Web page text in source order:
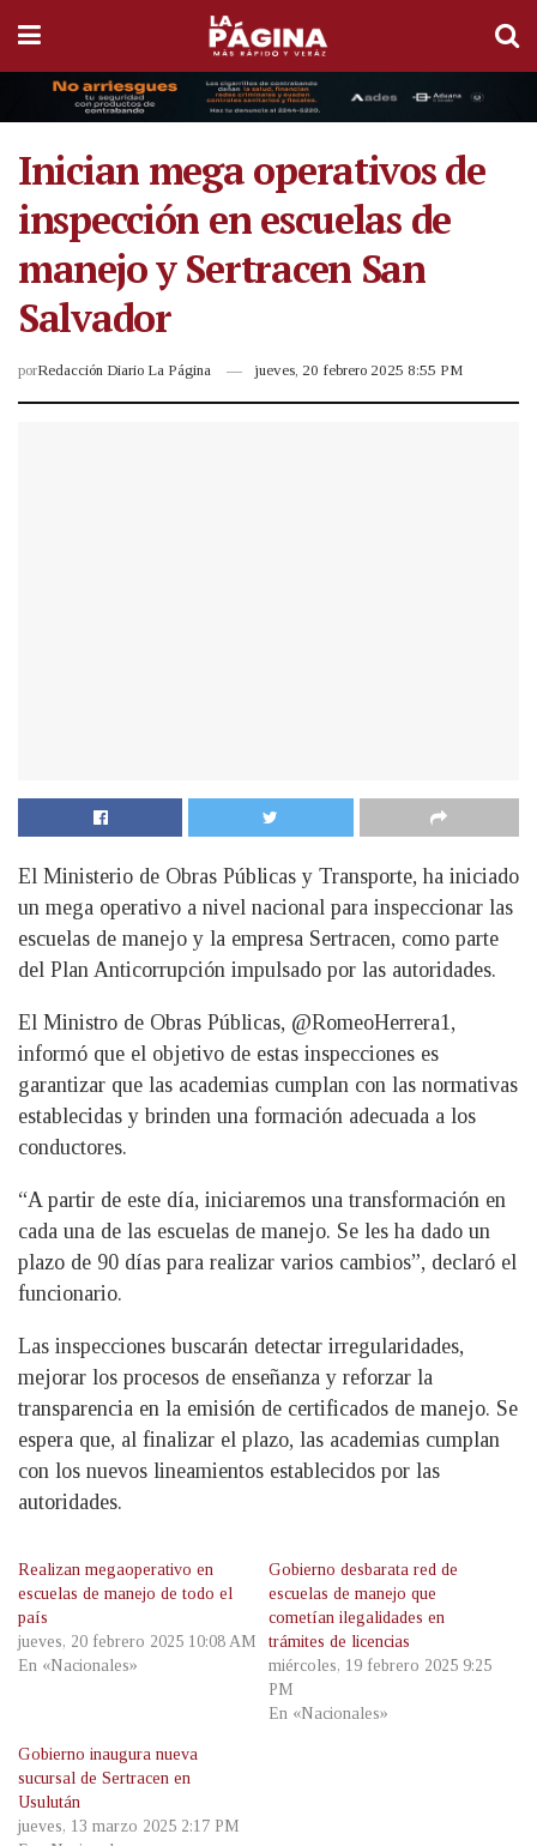
Inician mega operativos de
inspección en escuelas de
manejo y Sertracen San
Salvador
porRedacción Diario La Página jueves, 20 febrero 2025 8:55 PM
El Ministerio de Obras Públicas y Transporte, ha iniciado
un mega operativo a nivel nacional para inspeccionar las
escuelas de manejo y la empresa Sertracen, como parte
del Plan Anticorrupción impulsado por las autoridades.
El Ministro de Obras Públicas, @RomeoHerrera1,
informó que el objetivo de estas inspecciones es
garantizar que las academias cumplan con las normativas
establecidas y brinden una formación adecuada a los
conductores.
“A partir de este día, iniciaremos una transformación en
cada una de las escuelas de manejo. Se les ha dado un
plazo de 90 días para realizar varios cambios”, declaró el
funcionario.
Las inspecciones buscarán detectar irregularidades,
mejorar los procesos de enseñanza y reforzar la
transparencia en la emisión de certificados de manejo. Se
espera que, al finalizar el plazo, las academias cumplan
con los nuevos lineamientos establecidos por las
autoridades.
Realizan megaoperativo en
escuelas de manejo de todo el
país
jueves, 20 febrero 2025 10:08 AM
En «Nacionales»
Gobierno desbarata red de
escuelas de manejo que
cometían ilegalidades en
trámites de licencias
miércoles, 19 febrero 2025 9:25
PM
En «Nacionales»
Gobierno inaugura nueva
sucursal de Sertracen en
Usulután
jueves, 13 marzo 2025 2:17 PM